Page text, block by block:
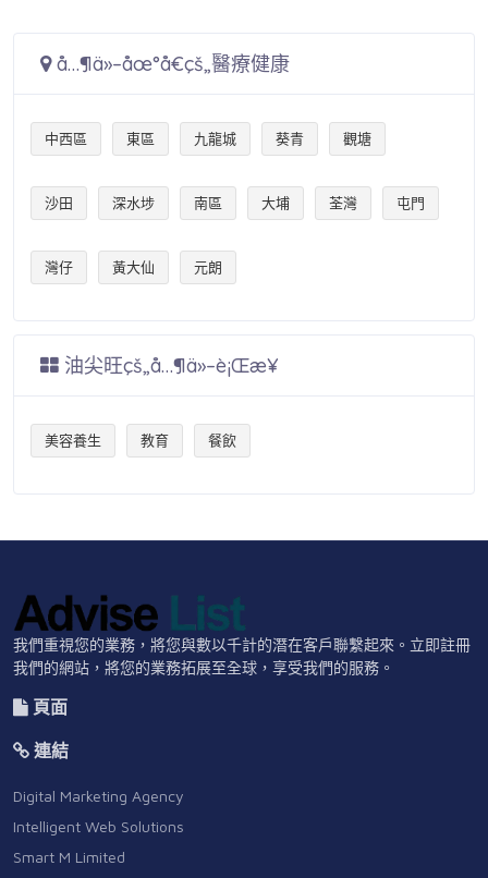
å…¶ä»–åœ°å€çš„醫療健康
中西區 東區 九龍城 葵青 觀塘
沙田 深水埗 南區 大埔 荃灣 屯門
灣仔 黃大仙 元朗
油尖旺çš„å…¶ä»–è¡Œæ¥­
美容養生 教育 餐飲
我們重視您的業務，將您與數以千計的潛在客戶聯繫起來。立即註冊
我們的網站，將您的業務拓展至全球，享受我們的服務。
頁面
連結
Digital Marketing Agency
Intelligent Web Solutions
Smart M Limited